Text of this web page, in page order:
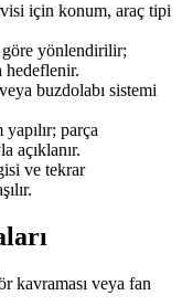
için konum, araç tipi
yönlendirilir;
hedeflenir.
buzdolabı sistemi
parça
açıklanır.
ve tekrar
kavraması veya fan